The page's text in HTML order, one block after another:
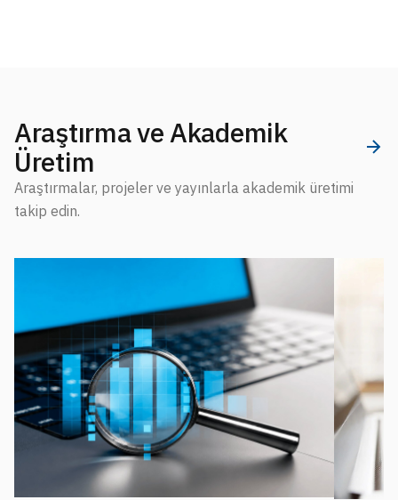
Araştırma ve Akademik
Üretim
Araştırmalar, projeler ve yayınlarla akademik üretimi
takip edin.